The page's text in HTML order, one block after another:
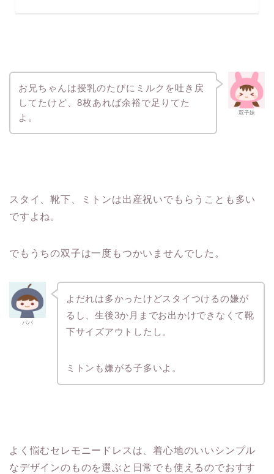
双子妹
お兄ちゃんは授乳のたびにミルクを吐き戻
してたけど、8枚あれば余裕で足りてた
よ。
スタイ、靴下、ミトンは出産祝いでもらうことも多い
ですよね。
でもうちの双子は一度もつかいませんでした。
パパ
よだれは多かったけどスタイつけるの嫌が
るし、生後3か月までお出かけできなくて靴
下サイズアウトしたし。
ミトンも嫌がる子多いよ。
よく悩むセレモニードレスは、着心地のいいシンプル
なデザインのものを選ぶと日常でも使えるのでおすす